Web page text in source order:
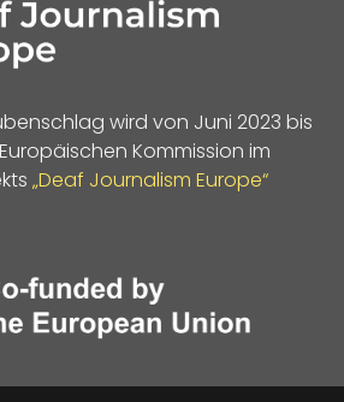
wird von Juni 2023 bis
Kommission im
„Deaf Journalism Europe“